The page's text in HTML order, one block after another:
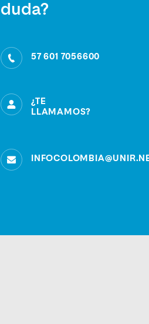
duda?
57 601 7056600
¿TE
LLAMAMOS?